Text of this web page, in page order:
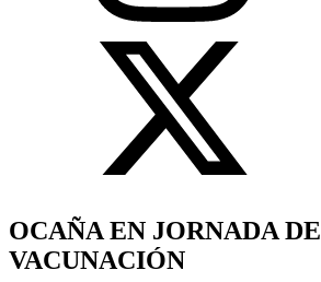
OCAÑA EN JORNADA DE
VACUNACIÓN